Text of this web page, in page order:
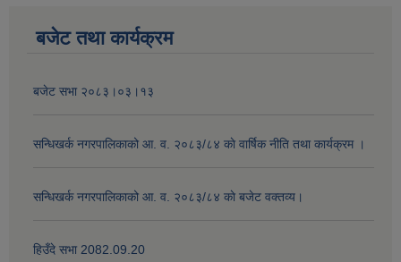
बजेट तथा कार्यक्रम
बजेट सभा २०८३।०३।१३
सन्धिखर्क नगरपालिकाको आ. व. २०८३/८४ काे वार्षिक नीति तथा कार्यक्रम ।
सन्धिखर्क नगरपालिकाको आ. व. २०८३/८४ काे बजेट वक्तव्य।
हिउँदे सभा 2082.09.20